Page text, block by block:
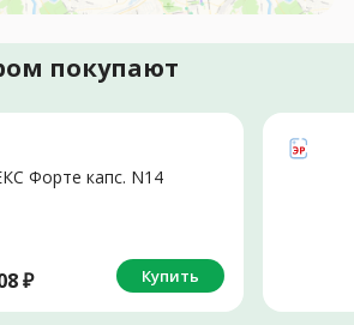
покупают
Форте капс. N14
₽ Купить